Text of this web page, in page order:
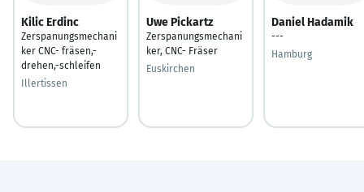
Kilic Erdinc
Zerspanungsmechani
ker CNC- fräsen,-
drehen,-schleifen
Illertissen
Uwe Pickartz
Zerspanungsmechani
ker, CNC- Fräser
Euskirchen
Daniel Hadamik
---
Hamburg